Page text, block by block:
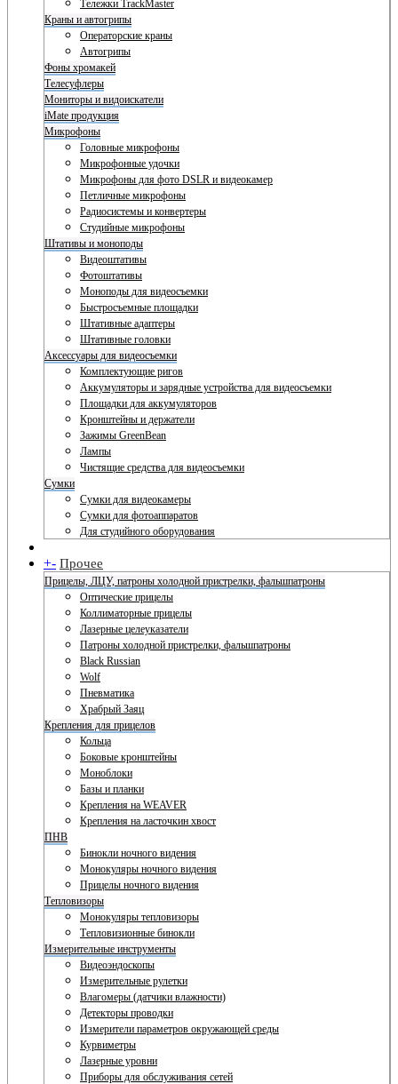
Тележки TrackMaster
Краны и автогрипы
Операторские краны
Автогрипы
Фоны хромакей
Телесуфлеры
Мониторы и видоискатели
iMate продукция
Микрофоны
Головные микрофоны
Микрофонные удочки
Микрофоны для фото DSLR и видеокамер
Петличные микрофоны
Радиосистемы и конвертеры
Студийные микрофоны
Штативы и моноподы
Видеоштативы
Фотоштативы
Моноподы для видеосъемки
Быстросъемные площадки
Штативные адаптеры
Штативные головки
Аксессуары для видеосъемки
Комплектующие ригов
Аккумуляторы и зарядные устройства для видеосъемки
Площадки для аккумуляторов
Кронштейны и держатели
Зажимы GreenBean
Лампы
Чистящие средства для видеосъемки
Сумки
Сумки для видеокамеры
Сумки для фотоаппаратов
Для студийного оборудования
+- Прочее
Прицелы, ЛЦУ, патроны холодной пристрелки, фальшпатроны
Оптические прицелы
Коллиматорные прицелы
Лазерные целеуказатели
Патроны холодной пристрелки, фальшпатроны
Black Russian
Wolf
Пневматика
Храбрый Заяц
Крепления для прицелов
Кольца
Боковые кронштейны
Моноблоки
Базы и планки
Крепления на WEAVER
Крепления на ласточкин хвост
ПНВ
Бинокли ночного видения
Монокуляры ночного видения
Прицелы ночного видения
Тепловизоры
Монокуляры тепловизоры
Тепловизионные бинокли
Измерительные инструменты
Видеоэндоскопы
Измерительные рулетки
Влагомеры (датчики влажности)
Детекторы проводки
Измерители параметров окружающей среды
Курвиметры
Лазерные уровни
Приборы для обслуживания сетей